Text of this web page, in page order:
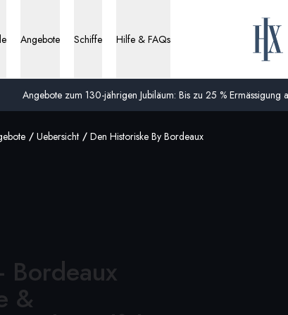
Angebote zum 130-jährigen Jubiläum: Bis zu 25 %
Angebote Schiffe Hilfe & FAQs
Uebersicht Den Historiske By Bordeaux
Bordeaux
&